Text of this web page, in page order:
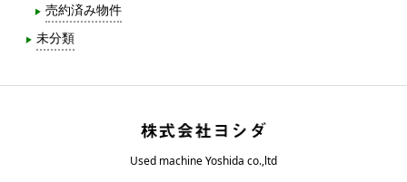
売約済み物件
未分類
Used machine Yoshida co.,ltd